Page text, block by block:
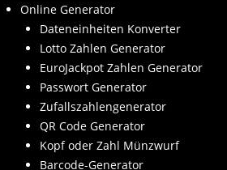
Online Generator
Dateneinheiten Konverter
Lotto Zahlen Generator
EuroJackpot Zahlen Generator
Passwort Generator
Zufallszahlengenerator
QR Code Generator
Kopf oder Zahl Münzwurf
Barcode-Generator